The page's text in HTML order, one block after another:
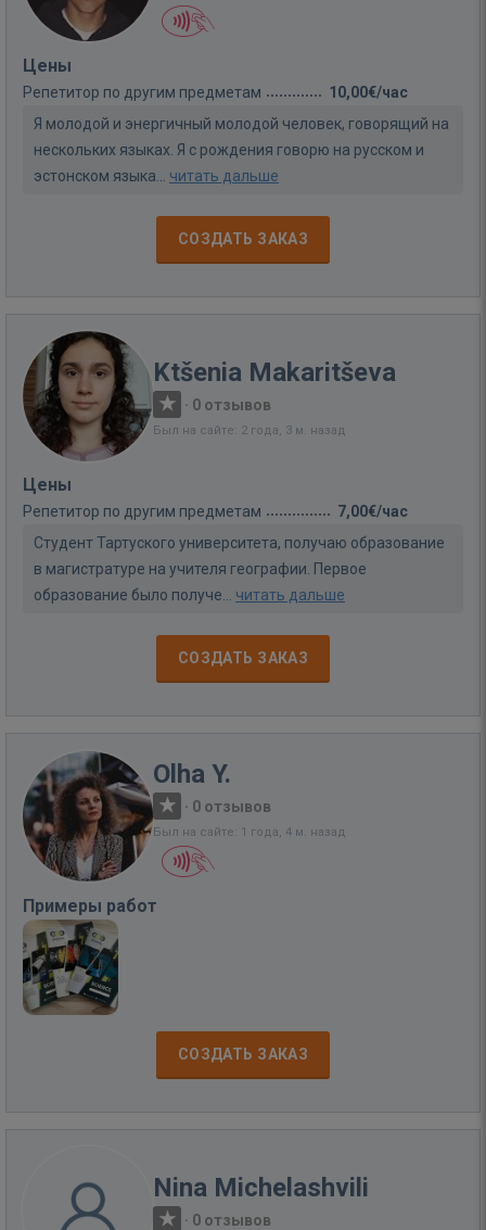
Цены
Репетитор по другим предметам
10,00€/час
Я молодой и энергичный молодой человек, говорящий на
нескольких языках. Я с рождения говорю на русском и
эстонском языка... читать дальше
СОЗДАТЬ ЗАКАЗ
Ktšenia Makaritševa
· 0 отзывов
Был на сайте: 2 года, 3 м. назад
Цены
Репетитор по другим предметам
7,00€/час
Студент Тартуского университета, получаю образование
в магистратуре на учителя географии. Первое
образование было получе... читать дальше
СОЗДАТЬ ЗАКАЗ
Olha Y.
· 0 отзывов
Был на сайте: 1 года, 4 м. назад
Примеры работ
СОЗДАТЬ ЗАКАЗ
Nina Michelashvili
· 0 отзывов